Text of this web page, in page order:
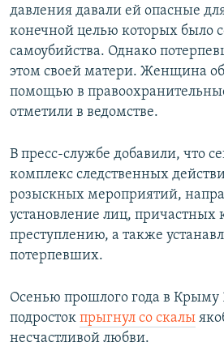
давления давали ей опасные
конечной целью которых было
самоубийства. Однако
этом своей матери. Женщина
помощью в
отметили в ведомстве.
В пресс-службе добавили, что
комплекс следственных
розыскных мероприятий,
установление лиц, причастных
преступлению, а также
потерпевших.
Осенью прошлого года в Крыму
подросток прыгнул со скалы
несчастливой любви.